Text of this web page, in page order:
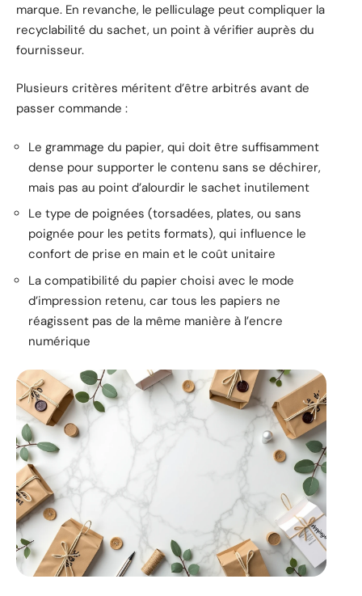
marque. En revanche, le pelliculage peut compliquer la
recyclabilité du sachet, un point à vérifier auprès du
fournisseur.
Plusieurs critères méritent d’être arbitrés avant de
passer commande :
Le grammage du papier, qui doit être suffisamment
dense pour supporter le contenu sans se déchirer,
mais pas au point d’alourdir le sachet inutilement
Le type de poignées (torsadées, plates, ou sans
poignée pour les petits formats), qui influence le
confort de prise en main et le coût unitaire
La compatibilité du papier choisi avec le mode
d’impression retenu, car tous les papiers ne
réagissent pas de la même manière à l’encre
numérique